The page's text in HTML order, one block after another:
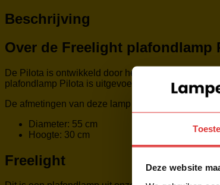
Deze website
Beschrijving
Over de Freelight plafondlamp
De Pilota is ontwikkeld door het merk Freelight.
plafondlamp Pilota is uitgevoerd met een
De afmetingen van deze lamp zijn:
Diameter: 55 cm
Hoogte: 30 cm
Freelight